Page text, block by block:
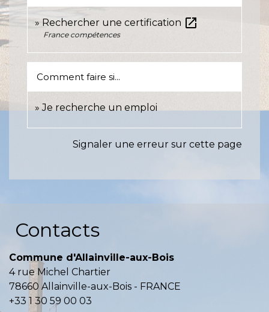
Rechercher une certification open_in_new
France compétences
Comment faire si...
Je recherche un emploi
Signaler une erreur sur cette page
Contacts
Commune d'Allainville-aux-Bois
4 rue Michel Chartier
78660 Allainville-aux-Bois - FRANCE
+33 1 30 59 00 03